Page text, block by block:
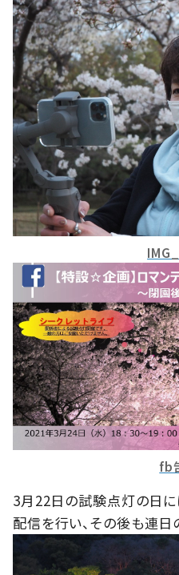
fb
3月 22日の試験点灯の日
配信を行い、その後も連日